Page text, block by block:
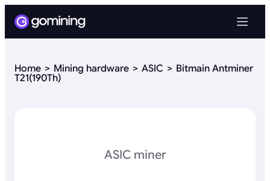
Home Mining hardware ASIC
Bitmain Antminer
T21(190Th)
ASIC miner